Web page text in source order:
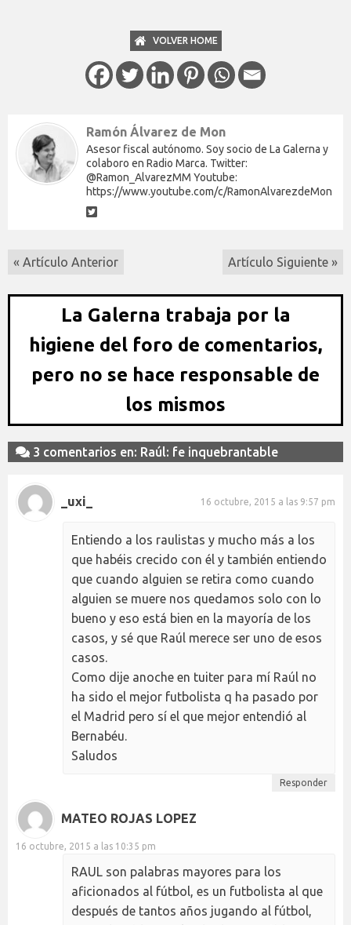
VOLVER HOME
Ramón Álvarez de Mon
Asesor fiscal autónomo. Soy socio de La Galerna y
colaboro en Radio Marca. Twitter:
@Ramon_AlvarezMM Youtube:
https://www.youtube.com/c/RamonAlvarezdeMon
« Artículo Anterior Artículo Siguiente »
La Galerna trabaja por la
higiene del foro de comentarios,
pero no se hace responsable de
los mismos
3 comentarios en: Raúl: fe inquebrantable
_uxi_ 16 octubre, 2015 a las 9:57 pm
Entiendo a los raulistas y mucho más a los
que habéis crecido con él y también entiendo
que cuando alguien se retira como cuando
alguien se muere nos quedamos solo con lo
bueno y eso está bien en la mayoría de los
casos, y sé que Raúl merece ser uno de esos
casos.
Como dije anoche en tuiter para mí Raúl no
ha sido el mejor futbolista q ha pasado por
el Madrid pero sí el que mejor entendió al
Bernabéu.
Saludos
Responder
MATEO ROJAS LOPEZ
16 octubre, 2015 a las 10:35 pm
RAUL son palabras mayores para los
aficionados al fútbol, es un futbolista al que
después de tantos años jugando al fútbol,